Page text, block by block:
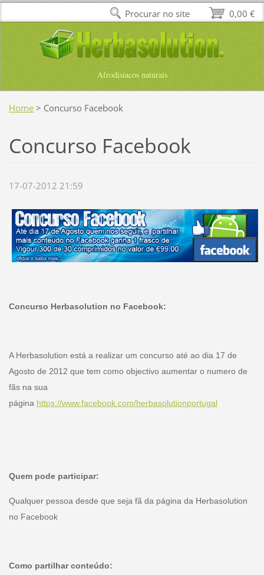
Afrodisiacos naturais
Home > Concurso Facebook
Concurso Facebook
17-07-2012 21:59
Concurso Herbasolution no Facebook:
A Herbasolution está a realizar um concurso até ao dia 17 de
Agosto de 2012 que tem como objectivo aumentar o numero de
fãs na sua
página https://www.facebook.com/herbasolutionportugal
Quem pode participar:
Qualquer pessoa desde que seja fã da página da Herbasolution
no Facebook
Como partilhar conteúdo:
0,00 €
Procurar no site